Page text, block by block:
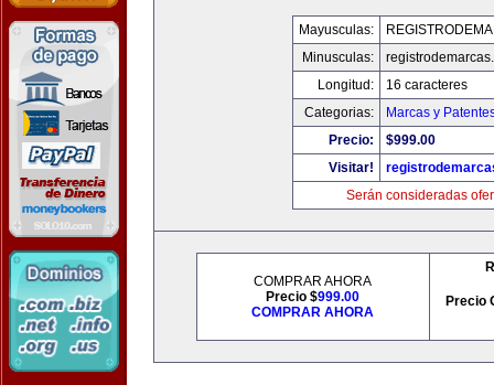
Mayusculas:
Minusculas:
Longitud:
16 caracteres
Categorias:
Marcas y
Precio:
$999.00
Visitar!
Serán consideradas
COMPRAR AHORA
Precio $999.00
COMPRAR AHORA
Precio